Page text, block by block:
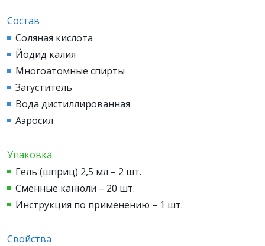
Состав
Соляная кислота
Йодид калия
Многоатомные спирты
Загуститель
Вода дистиллированная
Аэросил
Упаковка
Гель (шприц) 2,5 мл – 2 шт.
Сменные канюли – 20 шт.
Инструкция по применению – 1 шт.
Свойства